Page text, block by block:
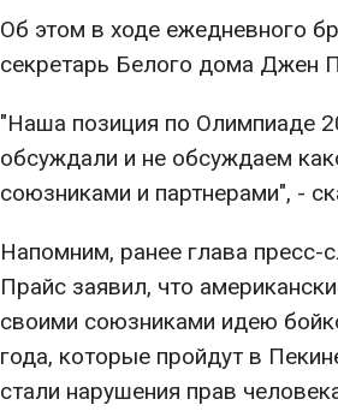
Об этом в ходе ежедневного
секретарь Белого дома Джен
"Наша позиция по Олимпиаде
обсуждали и не обсуждаем
союзниками и партнерами", -
Напомним, ранее глава
Прайс заявил, что
своими союзниками идею
года, которые пройдут в
стали нарушения прав